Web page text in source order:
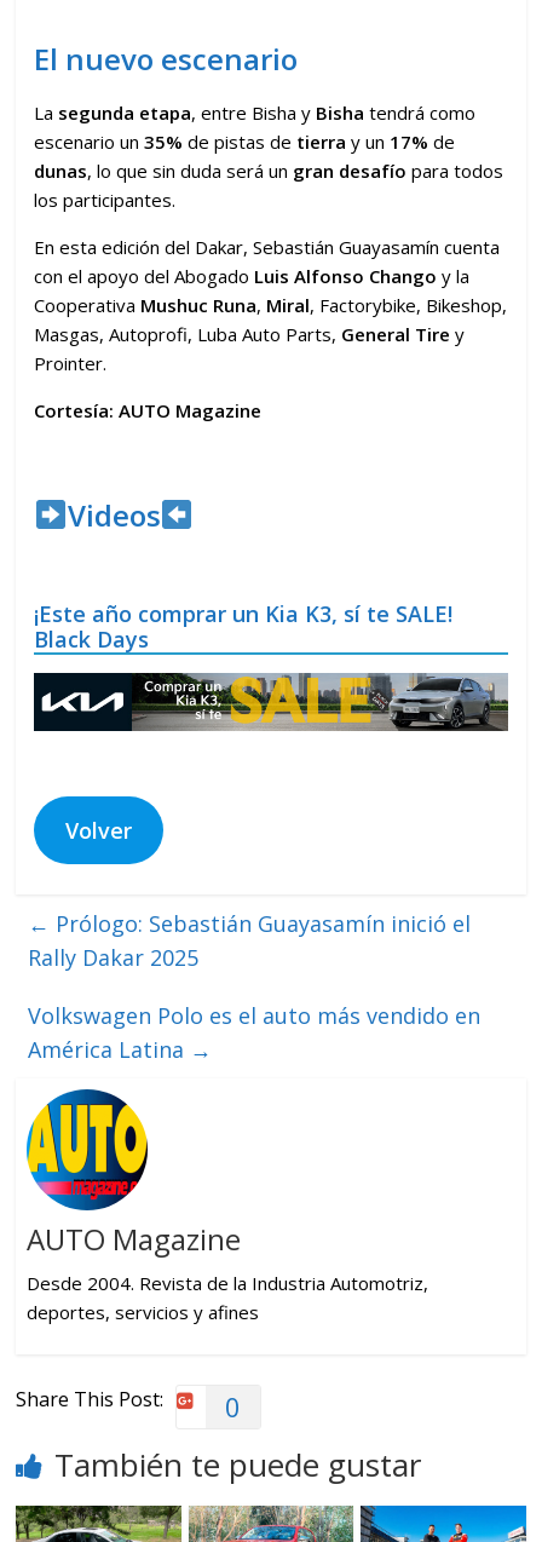
El nuevo escenario
La segunda etapa, entre Bisha y Bisha tendrá como
escenario un35% de pistas de tierra y un 17% de
dunas, lo que sin duda será un gran desafío para todos
los participantes.
En esta edición del Dakar, Sebastián Guayasamín cuenta
con el apoyo del Abogado Luis Alfonso Chango y la
Cooperativa Mushuc Runa, Miral, Factorybike, Bikeshop,
Masgas, Autoprofi, Luba Auto Parts, General Tire y
Prointer.
Cortesía: AUTO Magazine
Videos
¡Este año comprar un Kia K3, sí te SALE!
Black Days
Volver
← Prólogo: Sebastián Guayasamín inició el
Rally Dakar 2025
Volkswagen Polo es el auto más vendido en
América Latina →
AUTO Magazine
Desde 2004. Revista de la Industria Automotriz,
deportes, servicios y afines
Share This Post: 0
También te puede gustar